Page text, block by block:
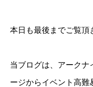
本日も最後までご覧頂
当ブログは、アークナ
ージからイベント高難